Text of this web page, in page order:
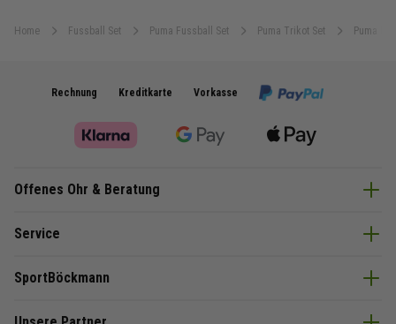
Home Fussball Set Puma Fussball Set Puma Trikot Set Puma
Rechnung Kreditkarte Vorkasse
Offenes Ohr & Beratung
Service
SportBöckmann